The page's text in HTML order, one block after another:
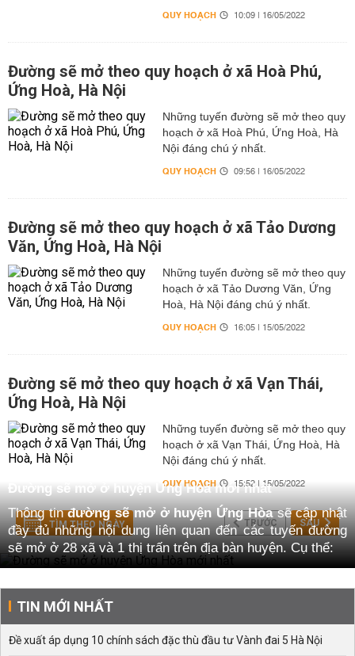
QUY HOẠCH 10:09 | 16/05/2022
Đường sẽ mở theo quy hoạch ở xã Hoà Phú,
Ứng Hoà, Hà Nội
Những tuyến đường sẽ mở theo quy
hoạch ở xã Hoà Phú, Ứng Hoà, Hà
Nội đáng chú ý nhất.
QUY HOẠCH 09:56 | 16/05/2022
Đường sẽ mở theo quy hoạch ở xã Tảo Dương
Văn, Ứng Hoà, Hà Nội
Những tuyến đường sẽ mở theo quy
hoạch ở xã Tảo Dương Văn, Ứng
Hoà, Hà Nội đáng chú ý nhất.
QUY HOẠCH 16:05 | 15/05/2022
Đường sẽ mở theo quy hoạch ở xã Vạn Thái,
Ứng Hoà, Hà Nội
Những tuyến đường sẽ mở theo quy
hoạch ở xã Vạn Thái, Ứng Hoà, Hà
Nội đáng chú ý nhất.
QUY HOẠCH 15:52 | 15/05/2022
TÌM THEO NGÀY TRƯỚC SAU
Đường sẽ mở ở huyện Ứng Hòa mới nhất
Thông tinđường sẽ mở ở huyện Ứng Hòasẽ cập nhật
đầy đủ những nội dung liên quan đến các tuyến đường
sẽ mở ở 28 xã và 1 thị trấn trên địa bàn huyện. Cụ thể:
Thông tin đường sẽ mở theo quy hoạch ở huyện Ứng
Hòa
Theo đó, tại 28 xã: Đường sẽ mở ở xã Cao Thành, Đại
Tân, Hoa Sơn, Hòa Lâm, Hòa Nam, Hòa Phú, Hòa Xá,
TIN MỚI NHẤT
Đề xuất áp dụng 10 chính sách đặc thù đầu tư Vành đai 5 Hà Nội